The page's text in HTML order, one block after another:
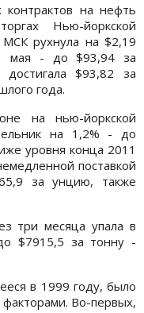
на нефть
Нью-йоркской
рухнула на $2,19
мая - до $93,94 за
$93,82 за
года.
на нью-йоркской
на 1,2% - до
уровня конца 2011
поставкой
за унцию, также
три месяца упала в
$7915,5 за тонну -
в 1999 году, было
Во-первых,